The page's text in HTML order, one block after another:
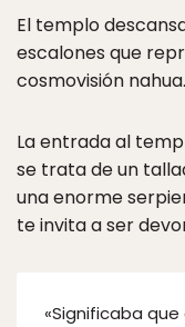
El templo
escalones que
cosmovisión nahua.
La entrada al
se trata de un
una enorme
te invita a ser
«Significaba